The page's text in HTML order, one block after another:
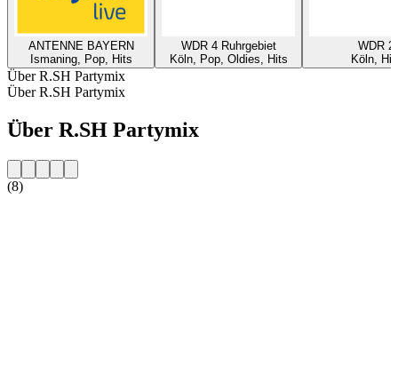
ANTENNE BAYERN
Ismaning, Pop, Hits
WDR 4 Ruhrgebiet
Köln, Pop, Oldies, Hits
WDR 2
Köln,
Über R.SH Partymix
Über R.SH Partymix
Über R.SH Partymix
(8)